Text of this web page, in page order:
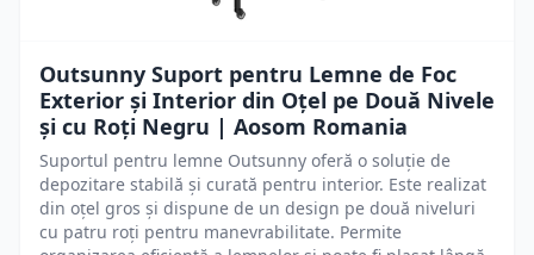
Outsunny Suport pentru Lemne de Foc
Exterior și Interior din Oțel pe Două Nivele
și cu Roți Negru | Aosom Romania
Suportul pentru lemne Outsunny oferă o soluție de
depozitare stabilă și curată pentru interior. Este realizat
din oțel gros și dispune de un design pe două niveluri
cu patru roți pentru manevrabilitate. Permite